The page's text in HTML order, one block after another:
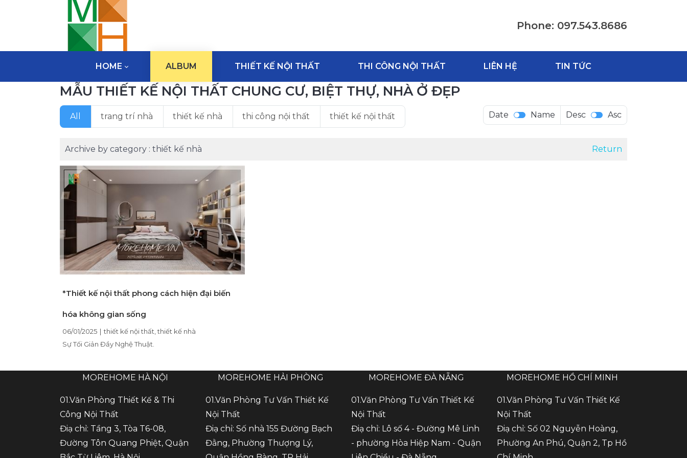
Phone: 097.543.8686
HOME ALBUM THIẾT KẾ NỘI THẤT THI CÔNG NỘI THẤT LIÊN HỆ TIN TỨC
MẪU THIẾT KẾ NỘI THẤT CHUNG CƯ, BIỆT THỰ, NHÀ Ở ĐẸP
All trang trí nhà thiết kế nhà thi công nội thất thiết kế nội thất Date Name Desc Asc
Archive by category : thiết kế nhà Return
*Thiết kế nội thất phong cách hiện đại biến
hóa không gian sống
06/01/2025 | thiết kế nội thất ,thiết kế nhà
Sự Tối Giản Đầy Nghệ Thuật.
MOREHOME HÀ NỘI
01.Văn Phòng Thiết Kế & Thi
Công Nội Thất
Điạ chỉ: Tầng 3, Tòa T6-08,
Đường Tôn Quang Phiệt, Quận
MOREHOME HẢI PHÒNG
01.Văn Phòng Tư Vấn Thiết Kế
Nội Thất
Điạ chỉ: Số nhà 155 Đường Bạch
Đằng, Phường Thượng Lý,
MOREHOME ĐÀ NẴNG
01.Văn Phòng Tư Vấn Thiết Kế
Nội Thất
Điạ chỉ: Lô số 4 - Đường Mê Linh
- phường Hòa Hiệp Nam - Quận
MOREHOME HỒ CHÍ MINH
01.Văn Phòng Tư Vấn Thiết Kế
Nội Thất
Điạ chỉ: Số 02 Nguyễn Hoàng,
Phường An Phú, Quận 2, Tp Hồ